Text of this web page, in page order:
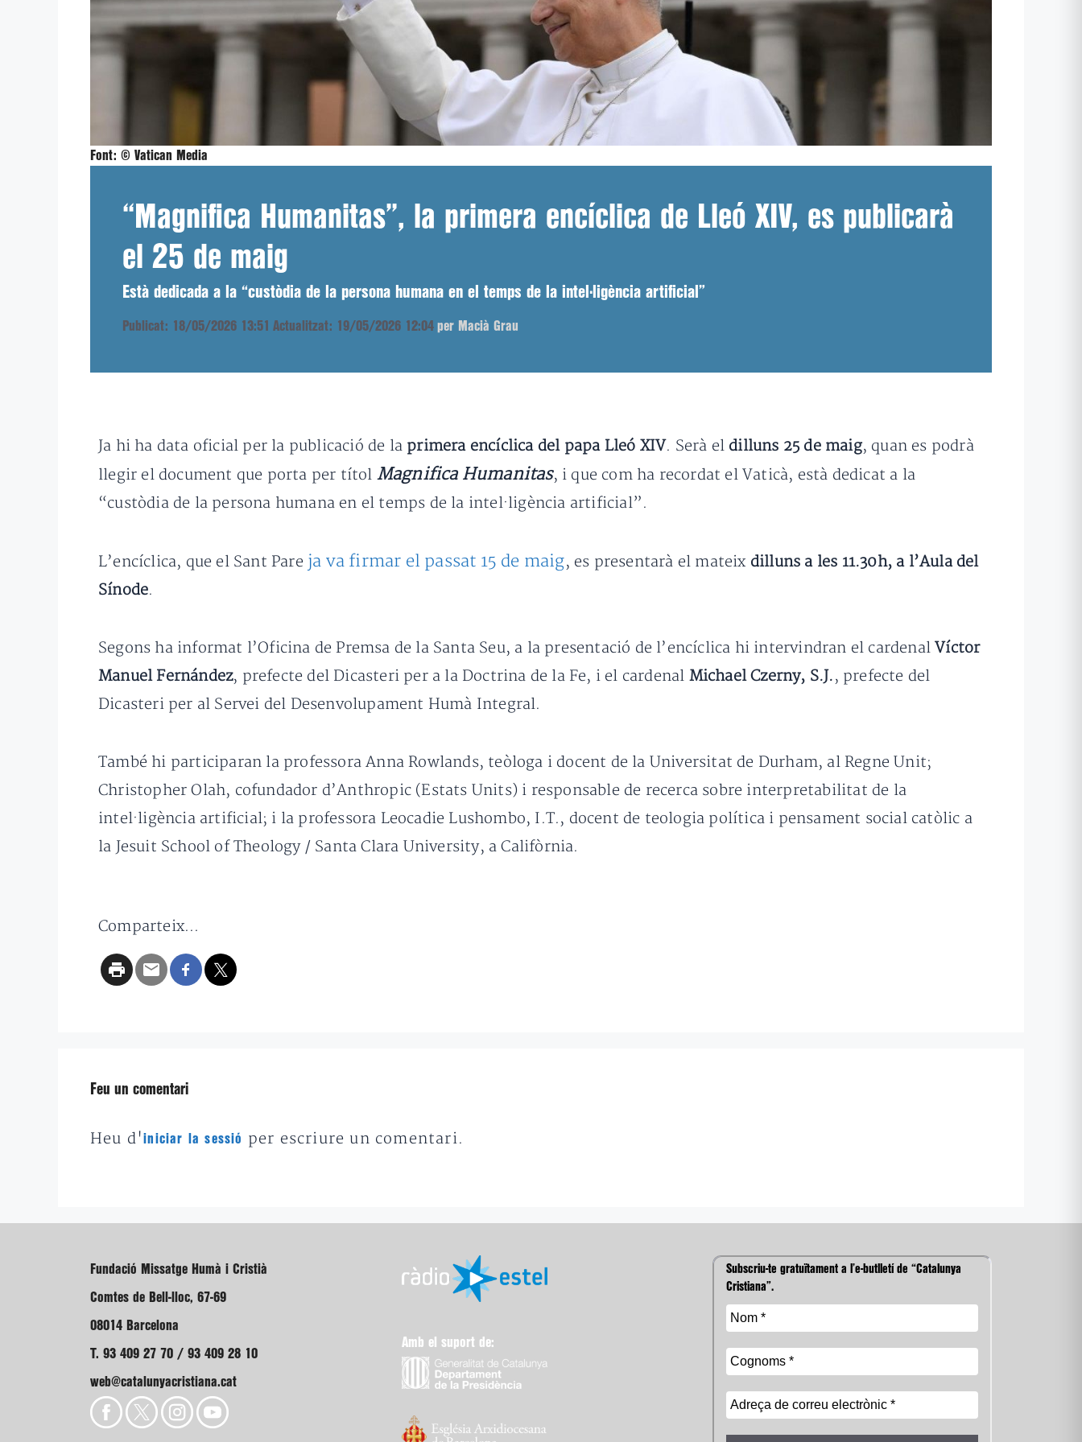
Font: © Vatican Media
“Magnifica Humanitas”, la primera encíclica de Lleó XIV, es publicarà
el 25 de maig
Està dedicada a la “custòdia de la persona humana en el temps de la intel·ligència artificial”
Publicat: 18/05/2026 13:51 Actualitzat: 19/05/2026 12:04 per Macià Grau
Ja hi ha data oficial per la publicació de la primera encíclica del papa Lleó XIV. Serà el dilluns 25 de maig, quan es podrà
llegir el document que porta per títol Magnifica Humanitas, i que com ha recordat el Vaticà, està dedicat a la
“custòdia de la persona humana en el temps de la intel·ligència artificial”.
L’encíclica, que el Sant Pare ja va firmar el passat 15 de maig, es presentarà el mateix dilluns a les 11.30h, a l’Aula del
Sínode.
Segons ha informat l’Oficina de Premsa de la Santa Seu, a la presentació de l’encíclica hi intervindran el cardenalVíctor
Manuel Fernández, prefecte del Dicasteri per a la Doctrina de la Fe, i el cardenal Michael Czerny, S.J., prefecte del
Dicasteri per al Servei del Desenvolupament Humà Integral.
També hi participaran la professora Anna Rowlands, teòloga i docent de la Universitat de Durham, al Regne Unit;
Christopher Olah, cofundador d’Anthropic (Estats Units) i responsable de recerca sobre interpretabilitat de la
intel·ligència artificial; i la professora Leocadie Lushombo, I.T., docent de teologia política i pensament social catòlic a
la Jesuit School of Theology / Santa Clara University, a Califòrnia.
Comparteix...
Feu un comentari
Heu d'iniciar la sessió per escriure un comentari.
Fundació Missatge Humà i Cristià
Comtes de Bell-lloc, 67-69
08014 Barcelona
T. 93 409 27 70 / 93 409 28 10
web@catalunyacristiana.cat
Amb el suport de:
Subscriu-te gratuïtament a l’e-butlletí de “Catalunya
Cristiana”.